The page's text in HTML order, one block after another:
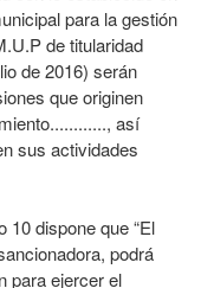
para la gestión
de titularidad
de 2016) serán
que originen
así
sus actividades
10 dispone que “El
podrá
para ejercer el